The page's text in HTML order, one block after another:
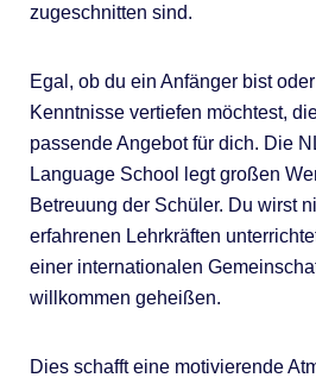
zugeschnitten sind.
Egal, ob du ein Anfänger bist
Kenntnisse vertiefen möchtest,
passende Angebot für dich. Die
Language School legt großen
Betreuung der Schüler. Du wirst
erfahrenen Lehrkräften
einer internationalen
willkommen geheißen.
Dies schafft eine motivierende